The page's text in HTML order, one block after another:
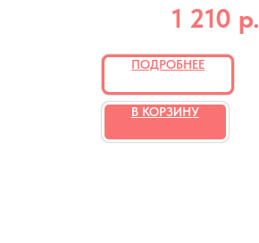
1 210 р.
ПОДРОБНЕЕ
В КОРЗИНУ